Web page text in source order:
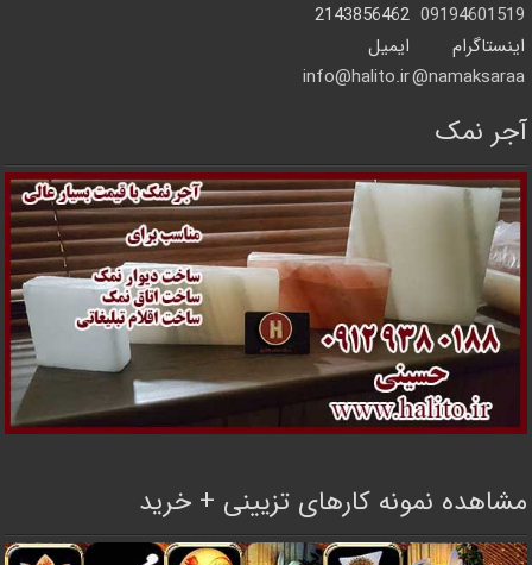
09194601519
2143856462
اینستاگرام
ایمیل
namaksaraa@
info@halito.ir
آجر نمک
مشاهده نمونه کارهای تزیینی + خرید